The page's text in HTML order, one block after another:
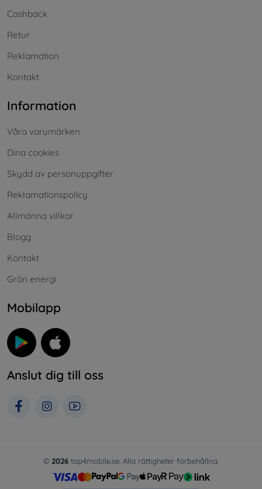
Cashback
Retur
Reklamation
Kontakt
Information
Våra varumärken
Dina cookies
Skydd av personuppgifter
Reklamationspolicy
Allmänna villkor
Blogg
Kontakt
Grön energi
Mobilapp
Anslut dig till oss
© 2026 top4mobile.se. Alla rättigheter förbehållna.